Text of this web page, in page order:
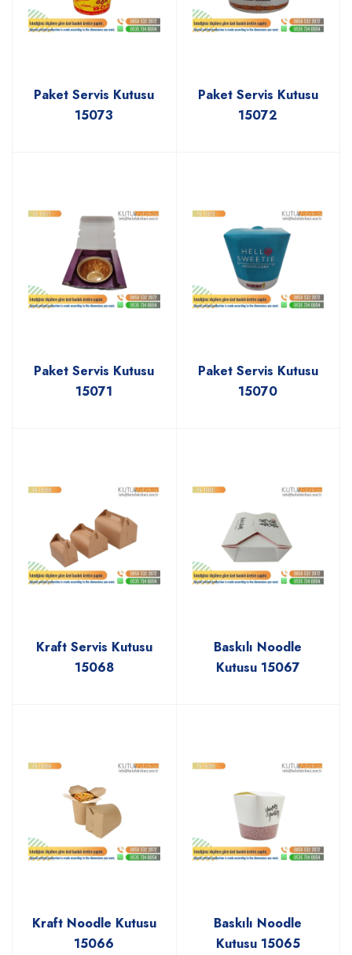
Paket Servis Kutusu
15073
Paket Servis Kutusu
15072
Paket Servis Kutusu
15071
Paket Servis Kutusu
15070
Kraft Servis Kutusu
15068
Baskılı Noodle
Kutusu 15067
Kraft Noodle Kutusu
15066
Baskılı Noodle
Kutusu 15065